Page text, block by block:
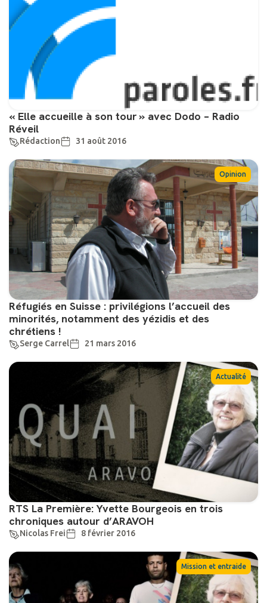
« Elle accueille à son tour » avec Dodo – Radio
Réveil
Rédaction 31 août 2016
Opinion
Réfugiés en Suisse : privilégions l’accueil des
minorités, notamment des yézidis et des
chrétiens !
Serge Carrel 21 mars 2016
Actualité
RTS La Première: Yvette Bourgeois en trois
chroniques autour d’ARAVOH
Nicolas Frei 8 février 2016
Mission et entraide